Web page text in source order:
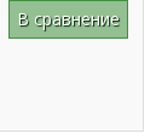
В сравнение